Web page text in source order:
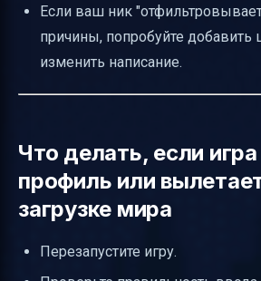
Если ваш ник
причины, попробуйте
изменить написание.
Что делать, если
профиль или
загрузке мира
Перезапустите игру.